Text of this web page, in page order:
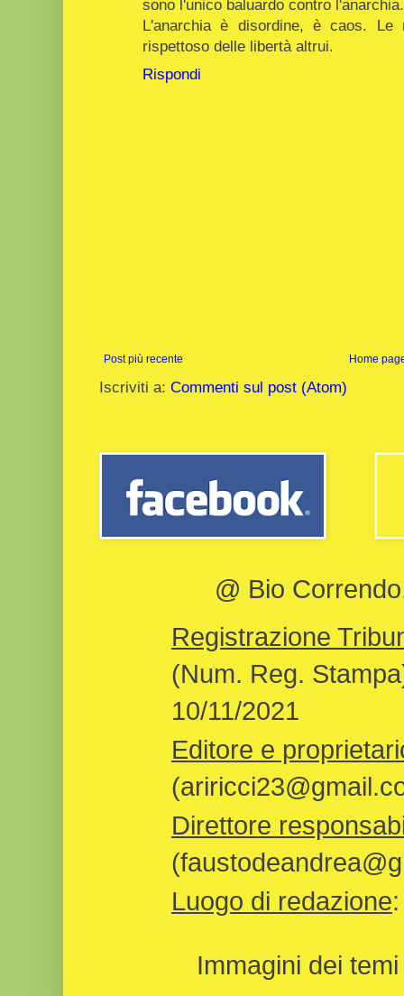
sono l'unico baluardo contro l'anarchia.
L'anarchia è disordine, è caos.
rispettoso delle libertà altrui.
Rispondi
Post più recente Home
Iscriviti a: Commenti sul post (Atom)
@ Bio
Registrazione
(Num. Reg.
10/11/2021
Editore e
Direttore
Luogo di redazione
Immagini dei